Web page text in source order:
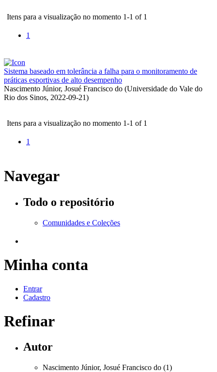
Itens para a visualização no momento 1-1 of 1
1
Sistema baseado em tolerância a falha para o monitoramento de
práticas esportivas de alto desempenho
Nascimento Júnior, Josué Francisco do (Universidade do Vale do
Rio dos Sinos, 2022-09-21)
Itens para a visualização no momento 1-1 of 1
1
Navegar
Todo o repositório
Comunidades e Coleções
Minha conta
Entrar
Cadastro
Refinar
Autor
Nascimento Júnior, Josué Francisco do (1)